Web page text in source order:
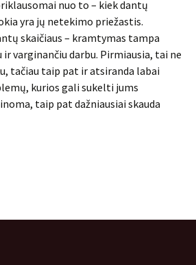
nuo to – kiek dantų
yra jų netekimo priežastis.
skaičiaus – kramtymas tampa
varginančiu darbu. Pirmiausia, tai ne
tačiau taip pat ir atsiranda labai
kurios gali sukelti jums
taip pat dažniausiai skauda